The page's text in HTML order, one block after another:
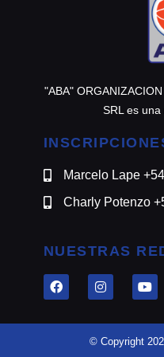
"ABA"
SRL es
Marcelo Lape
Charly Potenzo
NUESTRAS
© Copyright